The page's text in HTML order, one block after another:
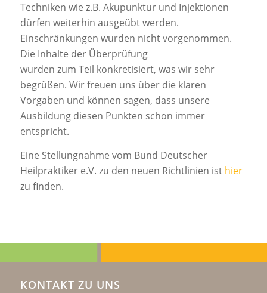
Techniken wie z.B. Akupunktur und Injektionen
dürfen weiterhin ausgeübt werden.
Einschränkungen wurden nicht vorgenommen.
Die Inhalte der Überprüfung
wurden zum Teil konkretisiert, was wir sehr
begrüßen. Wir freuen uns über die klaren
Vorgaben und können sagen, dass unsere
Ausbildung diesen Punkten schon immer
entspricht.
Eine Stellungnahme vom Bund Deutscher
Heilpraktiker e.V. zu den neuen Richtlinien ist hier
zu finden.
KONTAKT ZU UNS